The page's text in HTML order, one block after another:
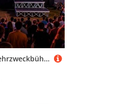
Bühnenpodest Mehrzweckbühne für Bandkonzerte, Flexible, Faltbare Plattform (1,22 X 1,22 m) für Veranstaltungen, Modulare Bühnenplattform(9pcs,H60cm(23 5/8"))